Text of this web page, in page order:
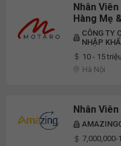
Nhân
Hàng Mẹ
CÔNG TY
NHẬP
10 - 15
Hà Nội
Nhân
7,000,000-